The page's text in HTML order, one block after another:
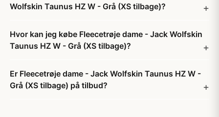
Wolfskin Taunus HZ W - Grå (XS tilbage)?
Hvor kan jeg købe Fleecetrøje dame - Jack Wolfskin
Taunus HZ W - Grå (XS tilbage)?
Er Fleecetrøje dame - Jack Wolfskin Taunus HZ W -
Grå (XS tilbage) på tilbud?